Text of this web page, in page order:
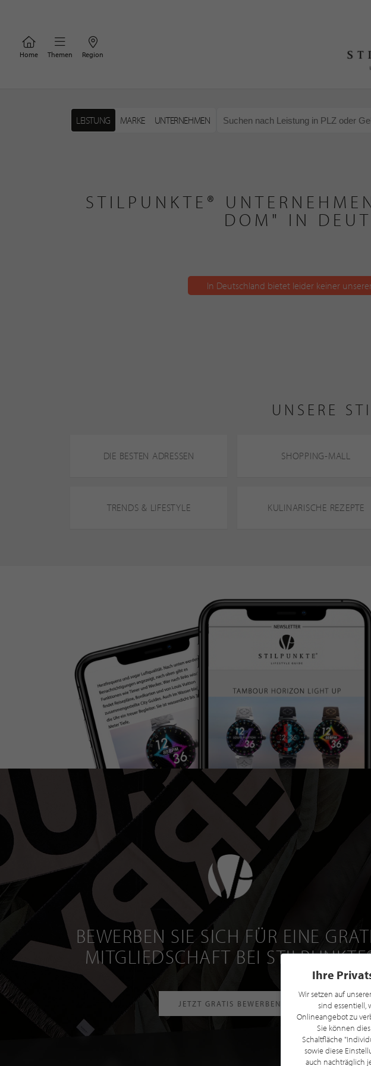
Home Themen Region
LEISTUNG MARKE UNTERNEHMEN
STILPUNKTE®
DOM" IN
In Deutschland bietet leider keiner
UNSERE
DIE BESTEN ADRESSEN SHOPPING-MALL
TRENDS & LIFESTYLE KULINARISCHE REZEPTE
BEWERBEN SIE SICH FÜR EINE
MITGLIEDSCHAFT BEI
JETZT GRATIS BEWERBEN
Ihre
Wir setzen auf
sind essentiell,
Onlineangebot zu
Sie können
Schaltfläche
sowie diese
auch nachträglich